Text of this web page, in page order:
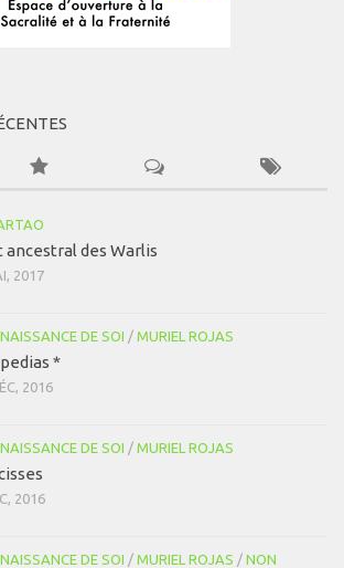
ancestral des Warlis
2017
DE SOI / MURIEL ROJAS
*
2016
DE SOI / MURIEL ROJAS
2016
DE SOI / MURIEL ROJAS / NON